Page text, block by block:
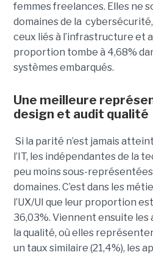
femmes freelances. Elles ne
domaines de la
ceux liés à l’infrastructure et
proportion tombe à 4,68%
systèmes embarqués.
Une meilleure
design et audit qualité
Si la parité n’est jamais
l’IT, les indépendantes de la
peu moins sous-
domaines. C’est dans les
l’UX/UI que leur proportion
36,03%. Viennent ensuite
la qualité, où elles
un taux similaire (21,4%), les